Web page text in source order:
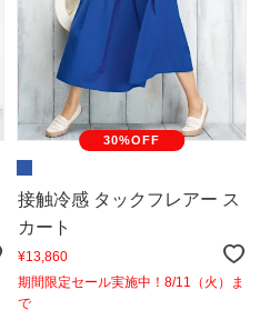
30%OFF
接触冷感 タックフレアー ス
カート
¥13,860
期間限定セール実施中！8/11（火）ま
で